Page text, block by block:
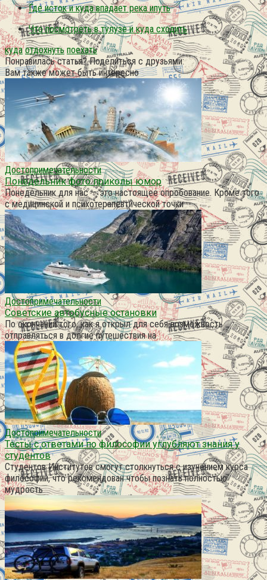
Где исток и куда впадает река ипуть
Что посмотреть в тулузе и куда сходить
куда отдохнуть поехать
Понравилась статья? Поделиться с друзьями:
Вам также может быть интересно
Достопримечательности
Понедельник фото приколы юмор
Понедельник для нас — это настоящее опробование. Кроме того
с медицинской и психотерапевтической точки
Достопримечательности
Советские автобусные остановки
По окончании того, как я открыл для себя возможность
отправляться в долгие путешествия на
Достопримечательности
Тесты с ответами по философии углубляют знания у
студентов
Студентов Институтов смогут столкнуться с изучением курса
философии, что рекомендован чтобы познать полностью
мудрость